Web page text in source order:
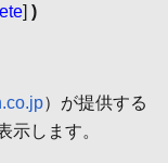
] )
）が提供する
示します。